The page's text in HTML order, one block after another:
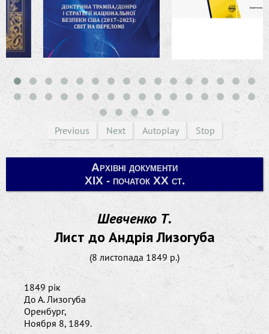
Previous Next Autoplay Stop
Архівні документи
ХІХ - початок ХХ ст.
Шевченко Т.
Лист до Андрія Лизогуба
(8 листопада 1849 р.)
1849 рік
До А. Лизогуба
Оренбург,
Ноября 8, 1849.